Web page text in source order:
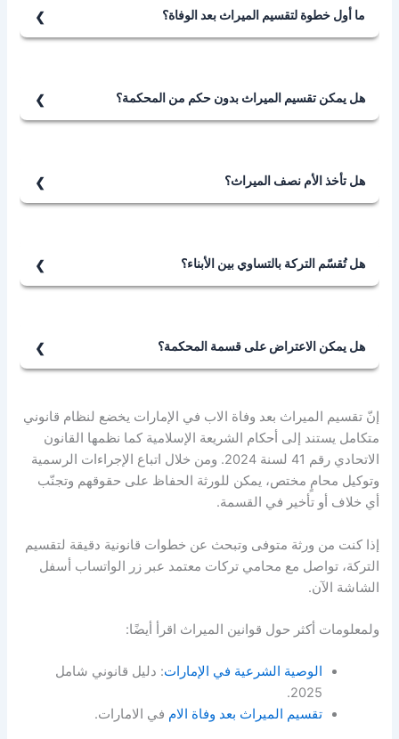
ما أول خطوة لتقسيم الميراث بعد الوفاة؟
الشرعية المختصة.
هل يمكن تقسيم الميراث بدون حكم من المحكمة؟
هل تأخذ الأم نصف الميراث؟
هل تُقسّم التركة بالتساوي بين الأبناء؟
هل يمكن الاعتراض على قسمة المحكمة؟
إنّ تقسيم الميراث بعد وفاة الاب في الإمارات يخضع لنظام قانوني
متكامل يستند إلى أحكام الشريعة الإسلامية كما نظمها القانون
الاتحادي رقم 41 لسنة 2024. ومن خلال اتباع الإجراءات الرسمية
وتوكيل محامٍ مختص، يمكن للورثة الحفاظ على حقوقهم وتجنّب
أي خلاف أو تأخير في القسمة.
إذا كنت من ورثة متوفى وتبحث عن خطوات قانونية دقيقة لتقسيم
التركة، تواصل مع محامي تركات معتمد عبر زر الواتساب أسفل
الشاشة الآن.
ولمعلومات أكثر حول قوانين الميراث اقرأ أيضًا:
الوصية الشرعية في الإمارات: دليل قانوني شامل
2025.
تقسيم الميراث بعد وفاة الام في الامارات.